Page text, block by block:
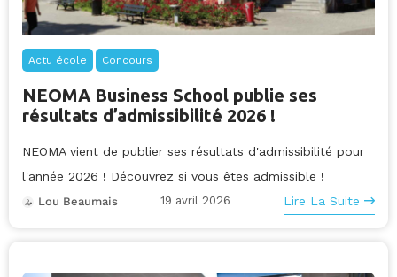
Actu école Concours
NEOMA Business School publie ses
résultats d’admissibilité 2026 !
NEOMA vient de publier ses résultats d'admissibilité pour
l'année 2026 ! Découvrez si vous êtes admissible !
Lou Beaumais 19 avril 2026 Lire La Suite